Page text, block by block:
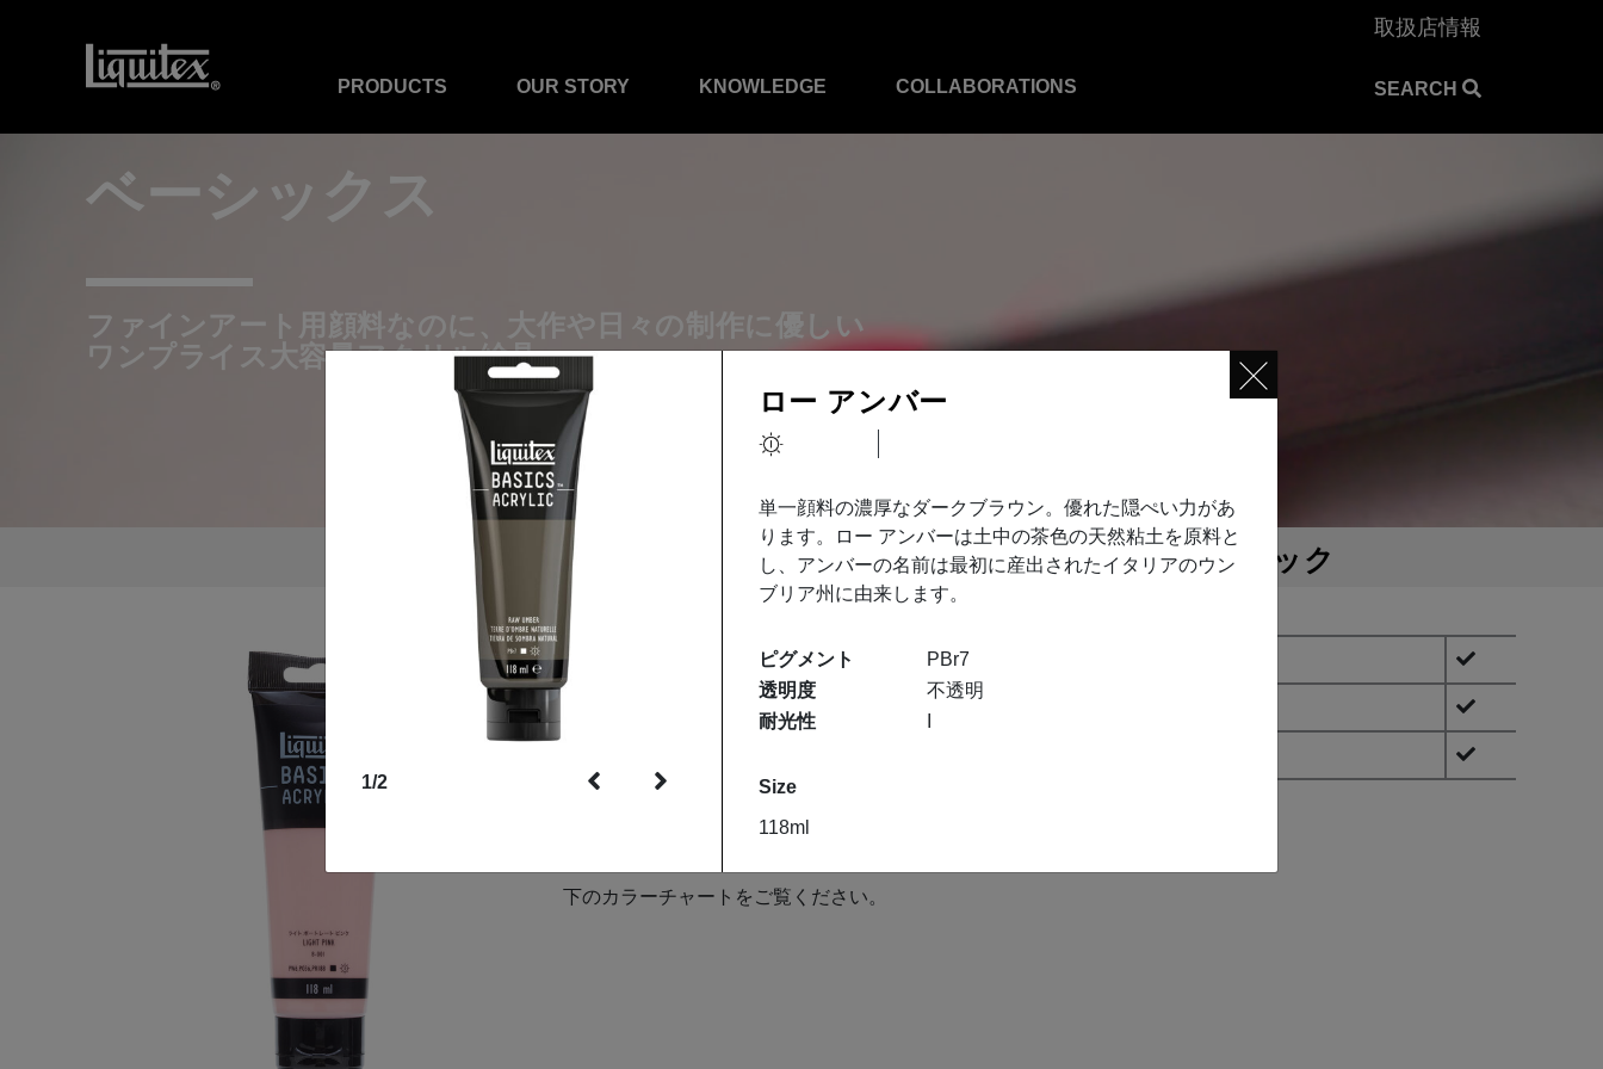
取扱店情報
SEARCH
PRODUCTS OUR STORY KNOWLEDGE COLLABORATIONS
ベーシックス
ファインアート用顔料なのに、大作や日々の制作に優しい
ワンプライス大容量アクリル絵具
特徴 テクニック
ベーシックスはすべての創作物に対応。
地塗りにもスケッチにも、ありとあらゆる制作方法に
トクオリティの耐光性顔料を配合し、多彩なカラーバ
リエーションが揃っています。
下のカラーチャートをご覧ください。
fa fa-check
fa fa-check
fa fa-check
1/2
ロー アンバー
単一顔料の濃厚なダークブラウン。優れた隠ぺい力があ
ります。ロー アンバーは土中の茶色の天然粘土を原料と
し、アンバーの名前は最初に産出されたイタリアのウン
ブリア州に由来します。
ピグメント
PBr7
透明度
不透明
耐光性
Size
118ml